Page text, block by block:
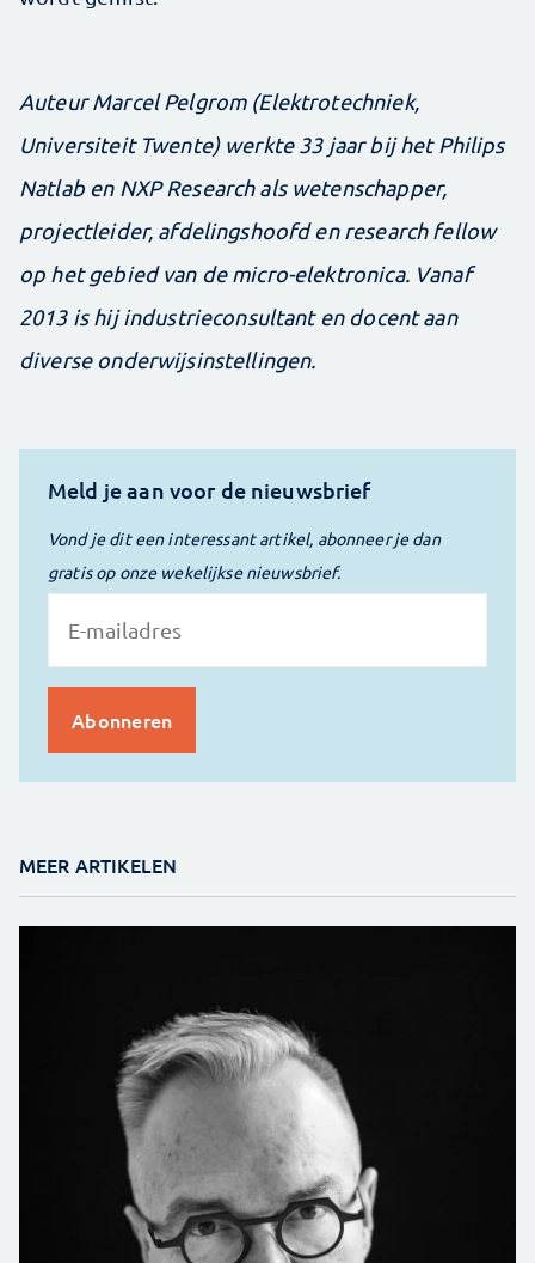
Auteur Marcel Pelgrom (Elektrotechniek,
Universiteit Twente) werkte 33 jaar bij het Philips
Natlab en NXP Research als wetenschapper,
projectleider, afdelingshoofd en research fellow
op het gebied van de micro-elektronica. Vanaf
2013 is hij ­industrieconsultant en docent aan
diverse onderwijsinstellingen.
Meld je aan voor de nieuwsbrief
Vond je dit een interessant artikel, abonneer je dan
gratis op onze wekelijkse nieuwsbrief.
MEER ARTIKELEN